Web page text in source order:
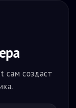
сам создаст